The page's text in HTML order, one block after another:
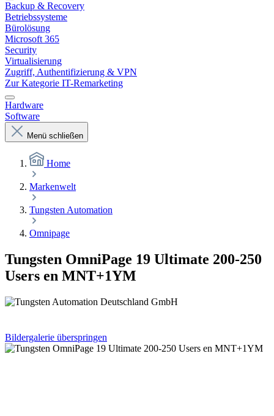
Backup & Recovery
Betriebssysteme
Bürolösung
Microsoft 365
Security
Virtualisierung
Zugriff, Authentifizierung & VPN
Zur Kategorie IT-Remarketing
Hardware
Software
Menü schließen
Home
Markenwelt
Tungsten Automation
Omnipage
Tungsten OmniPage 19 Ultimate 200-250
Users en MNT+1YM
Bildergalerie überspringen